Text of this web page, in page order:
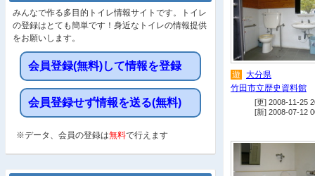
遊 大分県
竹田市立歴史資料館
[更] 2008-11-25
[新] 2008-07-12
みんなで作る多目的トイレ情報サイトです。トイレ
の登録はとても簡単です！身近なトイレの情報提供
をお願いします。
会員登録(無料)して情報を登録
会員登録せず情報を送る(無料)
※データ、会員の登録は無料で行えます